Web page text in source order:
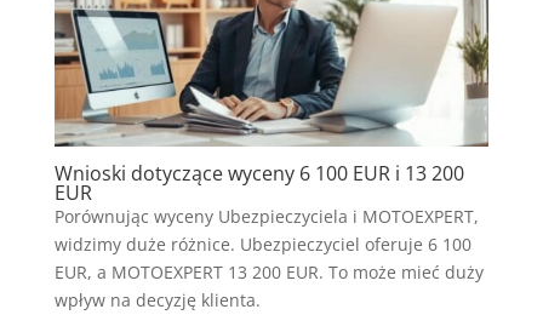
Wnioski dotyczące wyceny 6 100 EUR i 13 200
EUR
Porównując wyceny Ubezpieczyciela i MOTOEXPERT,
widzimy duże różnice. Ubezpieczyciel oferuje 6 100
EUR, a MOTOEXPERT 13 200 EUR. To może mieć duży
wpływ na decyzję klienta.